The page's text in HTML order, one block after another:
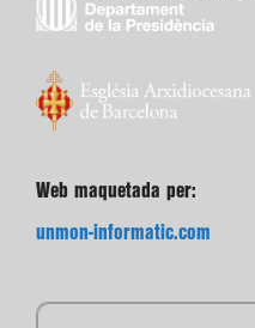
Web maquetada per:
unmon-informatic.com